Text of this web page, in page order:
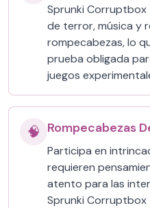
Sprunki Corruptbox
de terror, música y
rompecabezas, lo
prueba obligada
juegos
🧠 Rompecabezas
Participa en
requieren
atento para las
Sprunki Corruptbox